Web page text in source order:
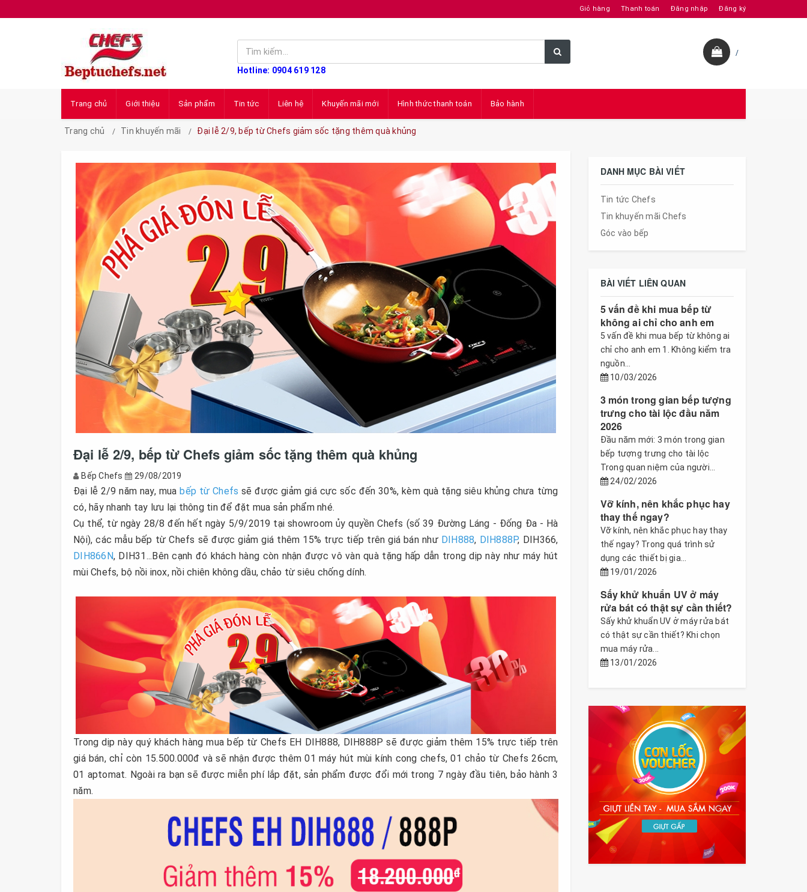
Giỏ hàng Thanh toán Đăng nhập Đăng ký
Hotline: 0904 619 128
/
Trang chủ Giới thiệu Sản phẩm Tin tức Liên hệ Khuyến mãi mới Hình thức thanh toán Bảo hành
Trang chủ Tin khuyến mãi Đại lễ 2/9, bếp từ Chefs giảm sốc tặng thêm quà khủng
Đại lễ 2/9, bếp từ Chefs giảm sốc tặng thêm quà khủng
Bếp Chefs 29/08/2019
Đại lễ 2/9 năm nay, muabếp từ Chefs sẽ được giảm giá cực sốc đến 30%, kèm quà tặng siêu khủng chưa từng
có, hãy nhanh tay lưu lại thông tin để đặt mua sản phẩm nhé.
Cụ thể, từ ngày 28/8 đến hết ngày 5/9/2019 tại showroom ủy quyền Chefs (số 39 Đường Láng - Đống Đa - Hà
Nội), các mẫu bếp từ Chefs sẽ được giảm giá thêm 15% trực tiếp trên giá bán như DIH888, DIH888P, DIH366,
DIH866N, DIH31...Bên cạnh đó khách hàng còn nhận được vô vàn quà tặng hấp dẫn trong dịp này như máy hút
mùi Chefs, bộ nồi inox, nồi chiên không dầu, chảo từ siêu chống dính.
Trong dịp này quý khách hàng mua bếp từ Chefs EH DIH888, DIH888P sẽ được giảm thêm 15% trực tiếp trên
giá bán, chỉ còn 15.500.000đ và sẽ nhận được thêm 01 máy hút mùi kính cong chefs, 01 chảo từ Chefs 26cm,
01 aptomat. Ngoài ra bạn sẽ được miễn phí lắp đặt, sản phẩm được đổi mới trong 7 ngày đầu tiên, bảo hành 3
năm.
DANH MỤC BÀI VIẾT
Tin tức Chefs
Tin khuyến mãi Chefs
Góc vào bếp
BÀI VIẾT LIÊN QUAN
5 vấn đề khi mua bếp từ
không ai chỉ cho anh em
5 vấn đề khi mua bếp từ không ai
chỉ cho anh em 1. Không kiểm tra
nguồn...
10/03/2026
3 món trong gian bếp tượng
trưng cho tài lộc đầu năm
2026
Đầu năm mới: 3 món trong gian
bếp tượng trưng cho tài lộc
Trong quan niệm của người...
24/02/2026
Vỡ kính, nên khắc phục hay
thay thế ngay?
Vỡ kính, nên khắc phục hay thay
thế ngay? Trong quá trình sử
dụng các thiết bị gia...
19/01/2026
Sấy khử khuẩn UV ở máy
rửa bát có thật sự cần thiết?
Sấy khử khuẩn UV ở máy rửa bát
có thật sự cần thiết? Khi chọn
mua máy rửa...
13/01/2026